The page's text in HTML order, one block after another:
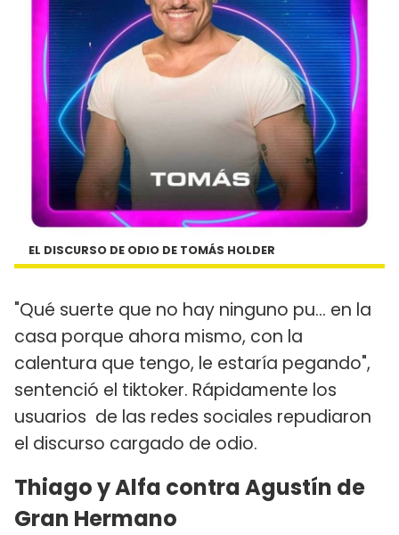
EL DISCURSO DE ODIO DE TOMÁS HOLDER
"Qué suerte que no hay ninguno pu… en la
casa porque ahora mismo, con la
calentura que tengo, le estaría pegando",
sentenció el tiktoker. Rápidamente los
usuarios de las redes sociales repudiaron
el discurso cargado de odio.
Thiago y Alfa contra Agustín de
Gran Hermano